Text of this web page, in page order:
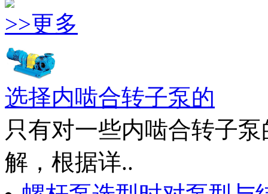
>>更多
选择内啮合转子泵的
只有对一些内啮合转子
解，根据详..